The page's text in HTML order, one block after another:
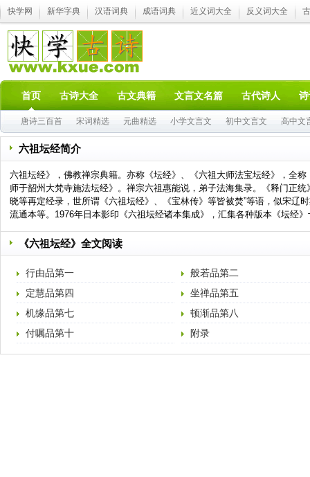
快学网 新华字典 汉语词典 成语词典 近义词大全 反义词大全
首页 古诗大全 古文典籍 文言文名篇 古代诗人
唐诗三百首 宋词精选 元曲精选 小学文言文 初中文言文 高中文
六祖坛经简介
六祖坛经》，佛教禅宗典籍。亦称《坛经》、《六祖大师法宝坛经》，全
师于韶州大梵寺施法坛经》。禅宗六祖惠能说，弟子法海集录。《释门正
晓等再定经录，世所谓《六祖坛经》、《宝林传》等皆被焚”等语，似宋辽
流通本等。1976年日本影印《六祖坛经诸本集成》，汇集各种版本《坛经
《六祖坛经》全文阅读
行由品第一
般若品第二
定慧品第四
坐禅品第五
机缘品第七
顿渐品第八
付嘱品第十
附录